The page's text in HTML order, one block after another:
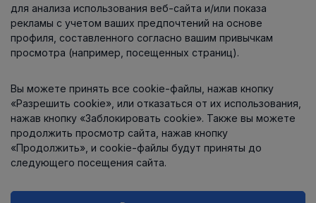
О компании
Информация
Контакты
для анализа использования веб-сайта и/или показа
рекламы с учетом ваших предпочтений на основе
профиля, составленного согласно вашим привычкам
просмотра (например, посещенных страниц).
Вы можете принять все cookie-файлы, нажав кнопку
«Разрешить cookie», или отказаться от их использования,
нажав кнопку «Заблокировать cookie». Также вы можете
продолжить просмотр сайта, нажав кнопку
«Продолжить», и cookie-файлы будут приняты до
следующего посещения сайта.